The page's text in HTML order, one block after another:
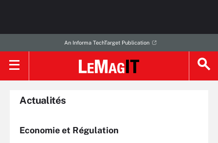
An Informa TechTarget Publication
Actualités
Economie et Régulation